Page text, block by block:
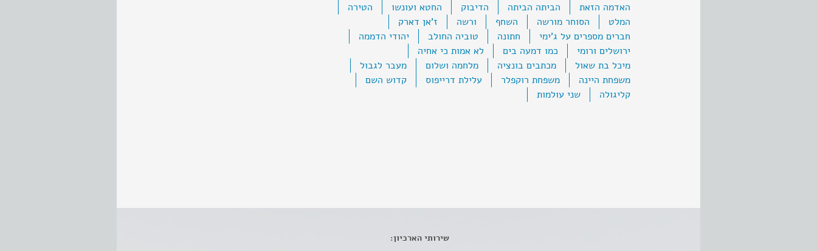
האדמה הזאת
הביתה הביתה הדיבוק החטא ועונשו
הטירה
המלט
הסוחר מורשה השחף ורשה
ז'אן דארק
חברים מספרים על ג'ימי
חתונה טוביה החולב
יהודי הדממה
ירושלים ורומי
כמו דמעה בים
לא אמות כי אחיה
מיכל בת שאול
מכתבים בונציה מלחמה ושלום
מעבר לגבול
משפחת היינה
משפחת רוקפלר עלילת דרייפוס
קדוש השם
קליגולה
שני עולמות
שירותי הארכיון: